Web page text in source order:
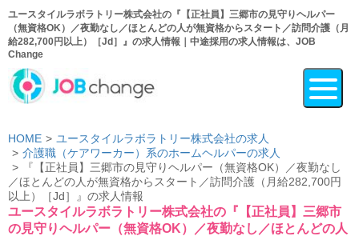
ユースタイルラボラトリー株式会社の『【正社員】三郷市の見守りヘルパー
（無資格OK）／夜勤なし／ほとんどの人が無資格からスタート／訪問介護（月
給282,700円以上）［Jd］』の求人情報｜中途採用の求人情報は、JOB
Change
HOME
ユースタイルラボラトリー株式会社の求人
介護職（ケアワーカー）系のホームヘルパーの求人
『【正社員】三郷市の見守りヘルパー（無資格OK）／夜勤なし
／ほとんどの人が無資格からスタート／訪問介護（月給282,700円
以上）［Jd］』の求人情報
ユースタイルラボラトリー株式会社の『【正社員】三郷市
の見守りヘルパー（無資格OK）／夜勤なし／ほとんどの人